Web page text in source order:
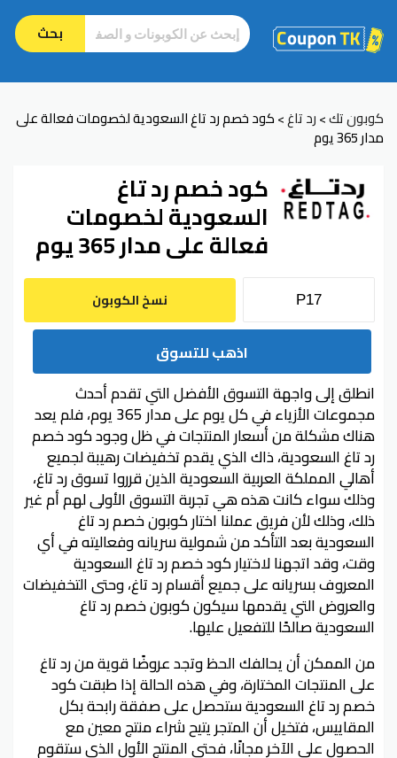
بحث
كوبون تك>رد تاغ>كود خصم رد تاغ السعودية لخصومات فعالة على
مدار 365 يوم
كود خصم رد تاغ
السعودية لخصومات
فعالة على مدار 365 يوم
نسخ الكوبون
اذهب للتسوق
انطلق إلى واجهة التسوق الأفضل التي تقدم أحدث
مجموعات الأزياء في كل يوم على مدار 365 يوم، فلم يعد
هناك مشكلة من أسعار المنتجات في ظل وجود كود خصم
رد تاغ السعودية، ذاك الذي يقدم تخفيضات رهيبة لجميع
أهالي المملكة العربية السعودية الذين قرروا تسوق رد تاغ،
وذلك سواء كانت هذه هي تجربة التسوق الأولى لهم أم غير
ذلك، وذلك لأن فريق عملنا اختار كوبون خصم رد تاغ
السعودية بعد التأكد من شمولية سريانه وفعاليته في أي
وقت، وقد اتجهنا لاختيار كود خصم رد تاغ السعودية
المعروف بسريانه على جميع أقسام رد تاغ، وحتى التخفيضات
والعروض التي يقدمها سيكون كوبون خصم رد تاغ
السعودية صالحًا للتفعيل عليها.
من الممكن أن يحالفك الحظ وتجد عروضًا قوية من رد تاغ
على المنتجات المختارة، وفي هذه الحالة إذا طبقت كود
خصم رد تاغ السعودية ستحصل على صفقة رابحة بكل
المقاييس، فتخيل أن المتجر يتيح شراء منتج معين مع
الحصول على الآخر مجانًا، فحتى المنتج الأول الذي ستقوم